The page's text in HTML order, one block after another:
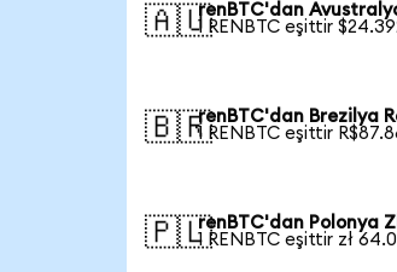
🇦🇺renBTC'dan
1 RENBTC eşittir
🇧🇷renBTC'dan Brezilya
1 RENBTC eşittir
🇵🇱renBTC'dan Polonya
1 RENBTC eşittir zł